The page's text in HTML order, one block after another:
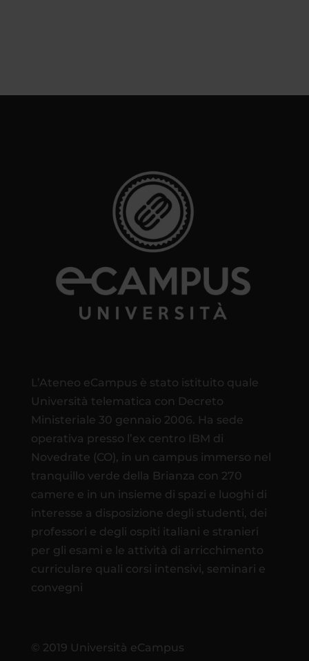
L’Ateneo eCampus è stato istituito quale
Università telematica con Decreto
Ministeriale 30 gennaio 2006. Ha sede
operativa presso l’ex centro IBM di
Novedrate (CO), in un campus immerso nel
tranquillo verde della Brianza con 270
camere e in un insieme di spazi e luoghi di
interesse a disposizione degli studenti, dei
professori e degli ospiti italiani e stranieri
per gli esami e le attività di arricchimento
curriculare quali corsi intensivi, seminari e
convegni
© 2019 Università eCampus